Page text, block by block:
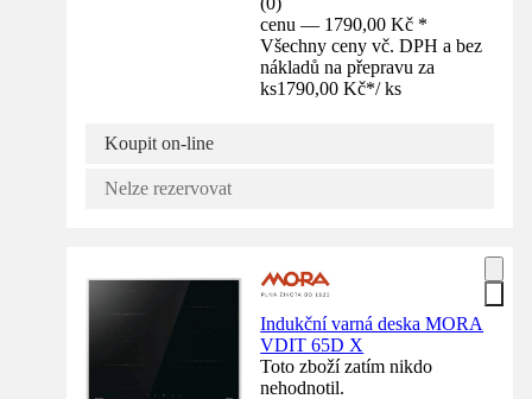
cenu — 1790,00 Kč *
Všechny ceny vč. DPH a bez
nákladů na přepravu za
ks1790,00 Kč*/ ks
Koupit on-line
Nelze rezervovat
Indukční varná deska MORA
VDIT 65D X
Toto zboží zatím nikdo
nehodnotil.